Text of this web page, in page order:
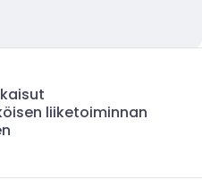
liiketoiminnan